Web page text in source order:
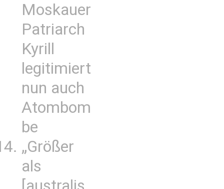
Moskauer
Patriarch
Kyrill
legitimiert
nun auch
Atombom
be
„Größer
als